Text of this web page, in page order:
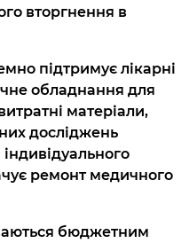
вторгнення в
підтримує лікарні
обладнання для
матеріали,
досліджень
ремонт медичного
бюджетним